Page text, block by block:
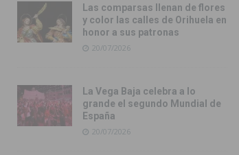
Las comparsas llenan de flores
y color las calles de Orihuela en
honor a sus patronas
20/07/2026
La Vega Baja celebra a lo
grande el segundo Mundial de
España
20/07/2026